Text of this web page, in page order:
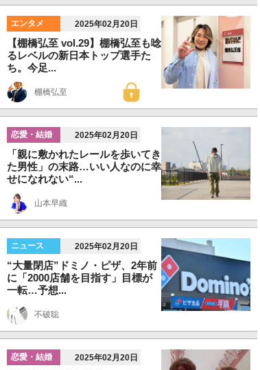
エンタメ 2025年02月20日
【棚橋弘至 vol.29】棚橋弘至も唸
るレベルの新日本トップ選手た
ち。今足...
棚橋弘至
恋愛・結婚 2025年02月20日
「親に敷かれたレールを歩いてき
た男性」の末路…いい人なのに幸
せになれない“...
山本早織
ニュース 2025年02月20日
“大量閉店”ドミノ・ピザ、2年前
に「2000店舗を目指す」目標が
一転…予想...
不破聡
恋愛・結婚 2025年02月20日